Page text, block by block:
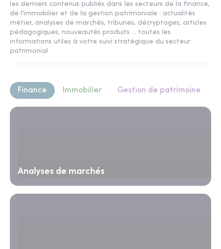
les derniers contenus publiés dans les secteurs de la finance,
de l'immobilier et de la gestion patrimoniale : actualités
métier, analyses de marchés, tribunes, décryptages, articles
pédagogiques, nouveautés produits ... toutes les
informations utiles à votre suivi stratégique du secteur
patrimonial.
Finance Immobilier Gestion de patrimoine
Analyses de marchés